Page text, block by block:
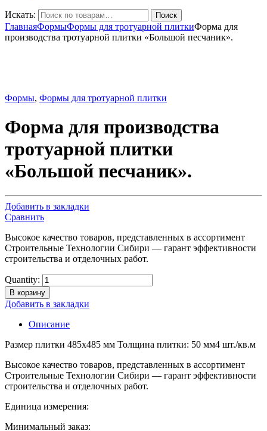
Искать: Поиск
ГлавнаяФормыФормы для тротуарной плиткиФорма для
производства тротуарной плитки «Большой песчаник».
Формы, Формы для тротуарной плитки
Форма для производства
тротуарной плитки
«Большой песчаник».
Добавить в закладки
Сравнить
Высокое качество товаров, представленных в ассортимент
Строительные Технологии Сибири — гарант эффективности
строительства и отделочных работ.
Quantity:
В корзину
Добавить в закладки
Описание
Размер плитки 485х485 мм Толщина плитки: 50 мм4 шт./кв.м
Высокое качество товаров, представленных в ассортимент
Строительные Технологии Сибири — гарант эффективности
строительства и отделочных работ.
Единица измерения:
Минимальный заказ: